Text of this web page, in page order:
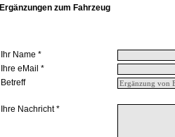
Ergänzungen zum Fahrzeug
Ihr Name *
Ihre eMail *
Betreff
Ihre Nachricht *